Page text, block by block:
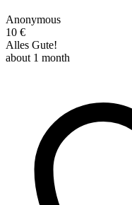
Anonymous
10 €
Alles Gute!
about 1 month